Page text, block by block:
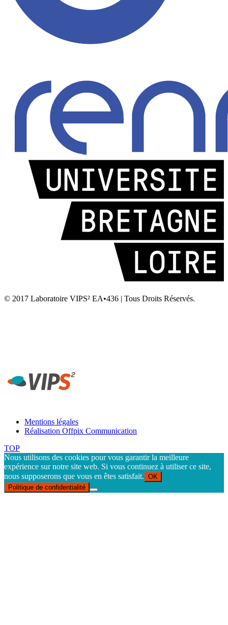
© 2017 Laboratoire VIPS² EA•436 | Tous Droits Réservés.
Mentions légales
Réalisation Offpix Communication
TOP
Nous utilisons des cookies pour vous garantir la meilleure
expérience sur notre site web. Si vous continuez à utiliser ce site,
nous supposerons que vous en êtes satisfait. OK
Politique de confidentialité